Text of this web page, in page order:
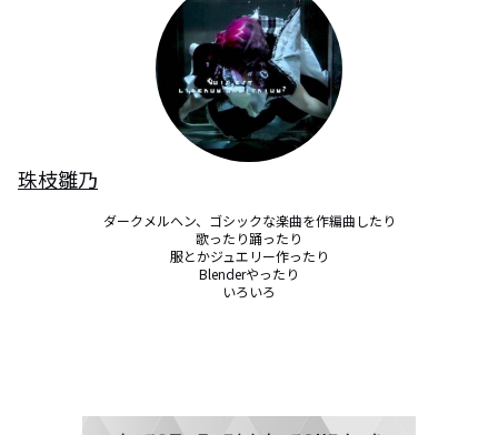
珠枝雛乃
ダークメルヘン、ゴシックな楽曲を作編曲したり
歌ったり踊ったり
服とかジュエリー作ったり
Blenderやったり
いろいろ